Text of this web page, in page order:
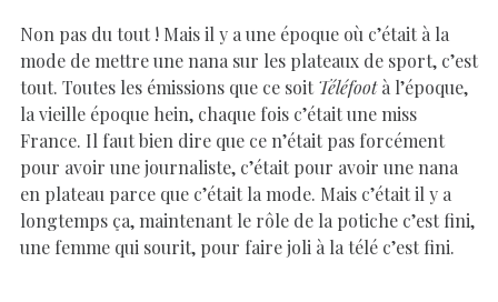
Non pas du tout ! Mais il y a une époque où c’était à la
mode de mettre une nana sur les plateaux de sport, c’est
tout. Toutes les émissions que ce soit Téléfootà l’époque,
la vieille époque hein, chaque fois c’était une miss
France. Il faut bien dire que ce n’était pas forcément
pour avoir une journaliste, c’était pour avoir une nana
en plateau parce que c’était la mode. Mais c’était il y a
longtemps ça, maintenant le rôle de la potiche c’est fini,
une femme qui sourit, pour faire joli à la télé c’est fini.